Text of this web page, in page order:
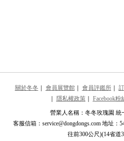
關於冬冬 會員展覽館｜ 會員評鑑所｜
隱私權政策｜ Facebook粉
營業人名稱：冬冬玫瑰園 統
客服信箱：service@dongdongs.com 地址
往前300公尺)(14省道